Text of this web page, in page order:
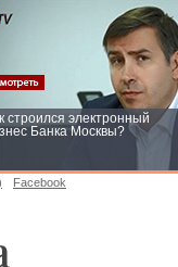
строился электронный
Банка Москвы?
Facebook